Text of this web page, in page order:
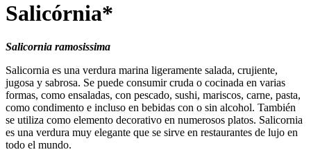
Salicórnia*
Salicornia ramosissima
Salicornia es una verdura marina ligeramente salada, crujiente,
jugosa y sabrosa. Se puede consumir cruda o cocinada en varias
formas, como ensaladas, con pescado, sushi, mariscos, carne, pasta,
como condimento e incluso en bebidas con o sin alcohol. También
se utiliza como elemento decorativo en numerosos platos. Salicornia
es una verdura muy elegante que se sirve en restaurantes de lujo en
todo el mundo.